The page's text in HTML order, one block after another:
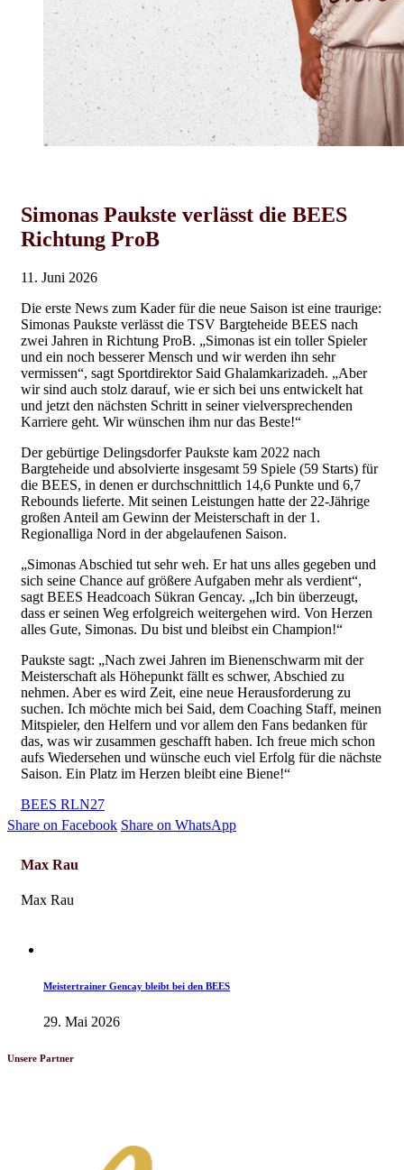
Simonas Paukste verlässt die BEES
Richtung ProB
11. Juni 2026
Die erste News zum Kader für die neue Saison ist eine traurige:
Simonas Paukste verlässt die TSV Bargteheide BEES nach
zwei Jahren in Richtung ProB. „Simonas ist ein toller Spieler
und ein noch besserer Mensch und wir werden ihn sehr
vermissen“, sagt Sportdirektor Said Ghalamkarizadeh. „Aber
wir sind auch stolz darauf, wie er sich bei uns entwickelt hat
und jetzt den nächsten Schritt in seiner vielversprechenden
Karriere geht. Wir wünschen ihm nur das Beste!“
Der gebürtige Delingsdorfer Paukste kam 2022 nach
Bargteheide und absolvierte insgesamt 59 Spiele (59 Starts) für
die BEES, in denen er durchschnittlich 14,6 Punkte und 6,7
Rebounds lieferte. Mit seinen Leistungen hatte der 22-Jährige
großen Anteil am Gewinn der Meisterschaft in der 1.
Regionalliga Nord in der abgelaufenen Saison.
„Simonas Abschied tut sehr weh. Er hat uns alles gegeben und
sich seine Chance auf größere Aufgaben mehr als verdient“,
sagt BEES Headcoach Sükran Gencay. „Ich bin überzeugt,
dass er seinen Weg erfolgreich weitergehen wird. Von Herzen
alles Gute, Simonas. Du bist und bleibst ein Champion!“
Paukste sagt: „Nach zwei Jahren im Bienenschwarm mit der
Meisterschaft als Höhepunkt fällt es schwer, Abschied zu
nehmen. Aber es wird Zeit, eine neue Herausforderung zu
suchen. Ich möchte mich bei Said, dem Coaching Staff, meinen
Mitspieler, den Helfern und vor allem den Fans bedanken für
das, was wir zusammen geschafft haben. Ich freue mich schon
aufs Wiedersehen und wünsche euch viel Erfolg für die nächste
Saison. Ein Platz im Herzen bleibt eine Biene!“
BEES RLN27
Share on Facebook Share on WhatsApp
Max Rau
Max Rau
Meistertrainer Gencay bleibt bei den BEES
29. Mai 2026
Unsere Partner